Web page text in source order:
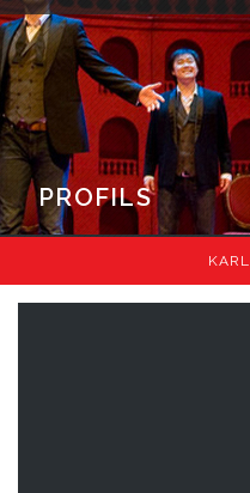
PROFILS
KARL